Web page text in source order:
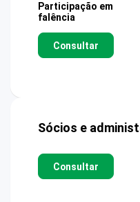
Participação em
falência
Consultar
Sócios e
Consultar